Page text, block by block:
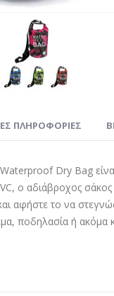
Dry Bag
ο αδιάβροχος σάκος
αφήστε το να
ποδηλασία ή
ΠΛΗΡΟΦΟΡΊΕΣ